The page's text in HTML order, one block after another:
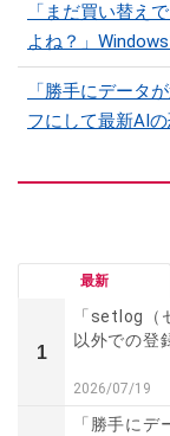
「まだ買い替え
よね？」
「勝手にデータ
フにして最新AI
最新
1
「setlog（
以外での登
2026/07/19
「勝手に